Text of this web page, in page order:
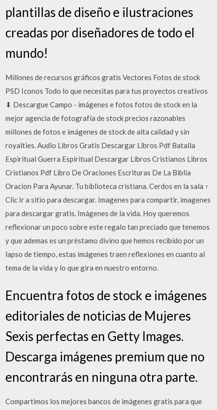
plantillas de diseño e ilustraciones
creadas por diseñadores de todo el
mundo!
Millones de recursos gráficos gratis Vectores Fotos de stock
PSD Iconos Todo lo que necesitas para tus proyectos creativos
⬇ Descargue Campo - imágenes e fotos fotos de stock en la
mejor agencia de fotografía de stock precios razonables
millones de fotos e imágenes de stock de alta calidad y sin
royalties. Audio Libros Gratis Descargar Libros Pdf Batalla
Espiritual Guerra Espiritual Descargar Libros Cristianos Libros
Cristianos Pdf Libro De Oraciones Escrituras De La Biblia
Oracion Para Ayunar. Tu biblioteca cristiana. Cerdos en la sala ↑
Clic Ir a sitio para descargar. Imagenes para compartir, imagenes
para descargar gratis. Imágenes de la vida. Hoy queremos
reflexionar un poco sobre este regalo tan preciado que tenemos
y que ademas es un préstamo divino que hemos recibido por un
lapso de tiempo, estas imágenes traen reflexiones en cuanto al
tema de la vida y lo que gira en nuestro entorno.
Encuentra fotos de stock e imágenes
editoriales de noticias de Mujeres
Sexis perfectas en Getty Images.
Descarga imágenes premium que no
encontrarás en ninguna otra parte.
Compartimos los mejores bancos de imágenes gratis para que